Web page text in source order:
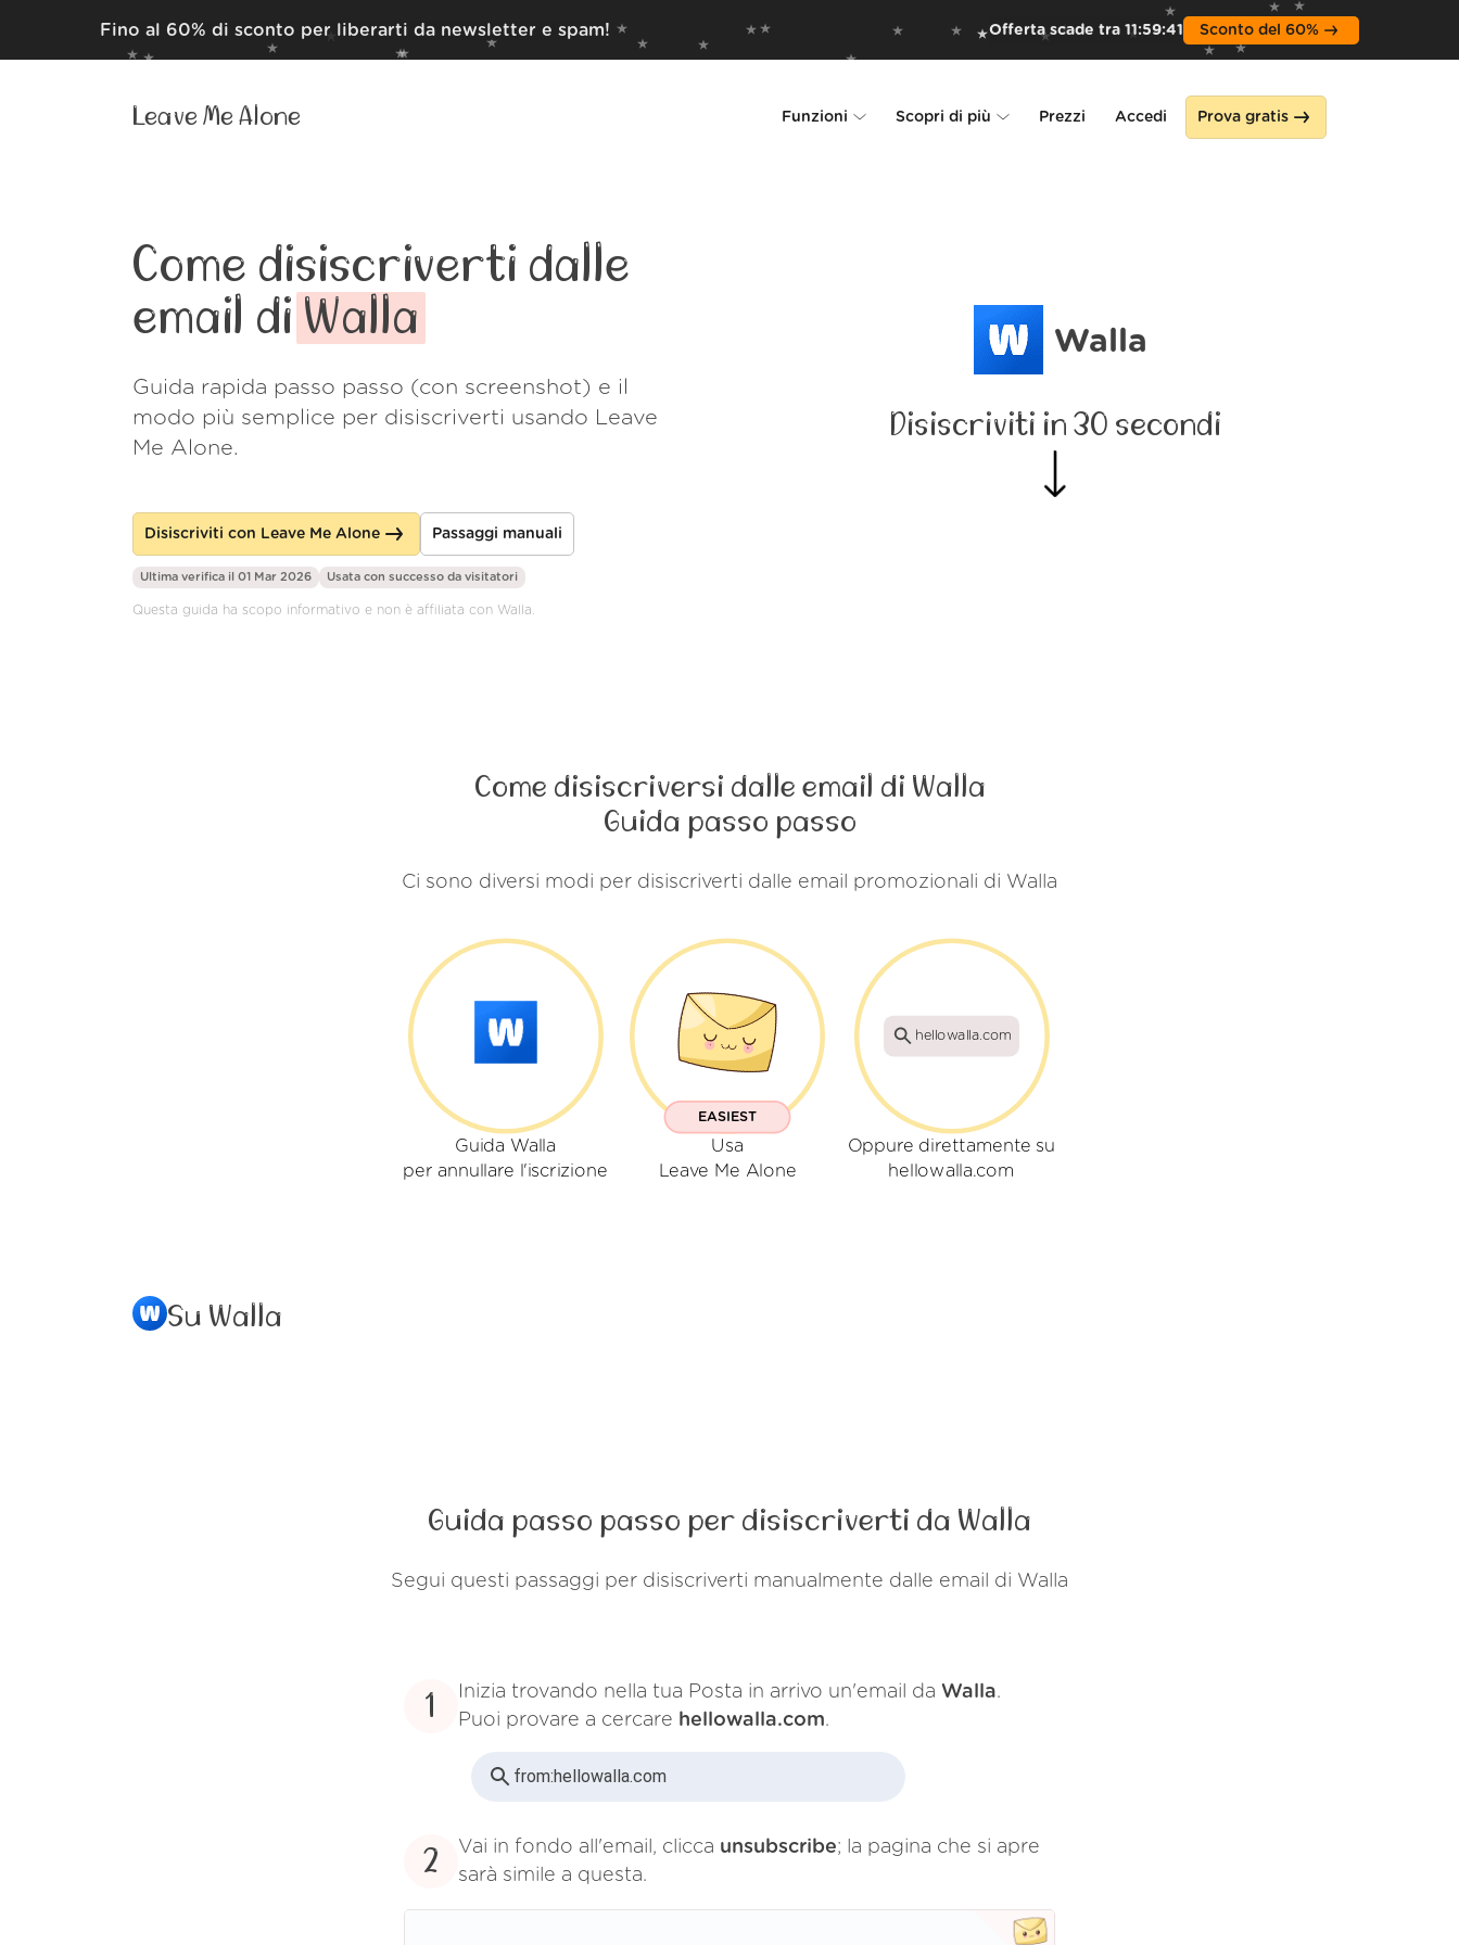
Fino al 60% di sconto per liberarti da newsletter e spam! Offerta scade tra 11:59:39 Sconto del 60%
Leave Me Alone Funzioni Scopri di più Prezzi Accedi Prova gratis
Come disiscriverti dalle
email di Walla
Guida rapida passo passo (con screenshot) e il
modo più semplice per disiscriverti usando Leave
Me Alone.
Disiscriviti con Leave Me Alone Passaggi manuali
Walla
Disiscriviti in 30 secondi
Ultima verifica il 01 Mar 2026 Usata con successo da visitatori
Questa guida ha scopo informativo e non è affiliata con Walla.
Come disiscriversi dalle email di Walla
Guida passo passo
Ci sono diversi modi per disiscriverti dalle email promozionali di Walla
Guida Walla
per annullare l'iscrizione
EASIEST
Usa
Leave Me Alone
hellowalla.com
Oppure direttamente su
hellowalla.com
Su Walla
Guida passo passo per disiscriverti da Walla
Segui questi passaggi per disiscriverti manualmente dalle email di Walla
1 Inizia trovando nella tua Posta in arrivo un'email da Walla.
Puoi provare a cercare hellowalla.com.
from:hellowalla.com
2 Vai in fondo all'email, clicca unsubscribe; la pagina che si apre
sarà simile a questa.